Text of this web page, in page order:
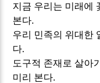
지금 우리는 미래에
본다.
우리 민족의 위대한
다.
도구적 존재로 살아
미리 본다.